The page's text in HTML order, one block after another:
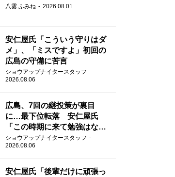
チャーで美声を響かせる
八雲 ふみね 2026.08.01
安仁屋氏「こういう守りはダ
メ」、「ミスですよ」初回の
広島の守備に苦言
ショウアップナイタースタッフ
2026.08.06
広島、7回の継投策が裏目
に…最下位転落 安仁屋氏
「この時期に来て勉強はな
い」
ショウアップナイタースタッフ
2026.08.06
安仁屋氏「後輩だけに頑張っ